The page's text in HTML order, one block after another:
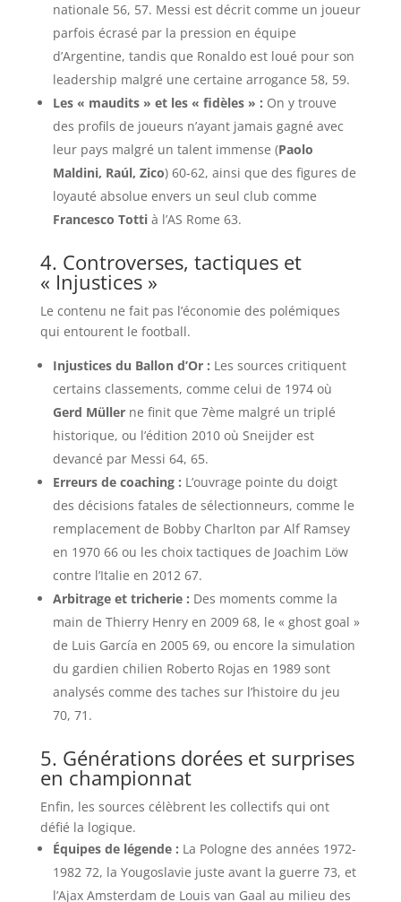
nationale 56, 57. Messi est décrit comme un joueur
parfois écrasé par la pression en équipe
d’Argentine, tandis que Ronaldo est loué pour son
leadership malgré une certaine arrogance 58, 59.
Les « maudits » et les « fidèles » : On y trouve
des profils de joueurs n’ayant jamais gagné avec
leur pays malgré un talent immense (Paolo
Maldini, Raúl, Zico) 60-62, ainsi que des figures de
loyauté absolue envers un seul club comme
Francesco Tottià l’AS Rome 63.
4. Controverses, tactiques et
« Injustices »
Le contenu ne fait pas l’économie des polémiques
qui entourent le football.
Injustices du Ballon d’Or : Les sources critiquent
certains classements, comme celui de 1974 où
Gerd Müllerne finit que 7ème malgré un triplé
historique, ou l’édition 2010 où Sneijder est
devancé par Messi 64, 65.
Erreurs de coaching : L’ouvrage pointe du doigt
des décisions fatales de sélectionneurs, comme le
remplacement de Bobby Charlton par Alf Ramsey
en 1970 66 ou les choix tactiques de Joachim Löw
contre l’Italie en 2012 67.
Arbitrage et tricherie : Des moments comme la
main de Thierry Henry en 2009 68, le « ghost goal »
de Luis García en 2005 69, ou encore la simulation
du gardien chilien Roberto Rojas en 1989 sont
analysés comme des taches sur l’histoire du jeu
70, 71.
5. Générations dorées et surprises
en championnat
Enfin, les sources célèbrent les collectifs qui ont
défié la logique.
Équipes de légende : La Pologne des années 1972-
1982 72, la Yougoslavie juste avant la guerre 73, et
l’Ajax Amsterdam de Louis van Gaal au milieu des